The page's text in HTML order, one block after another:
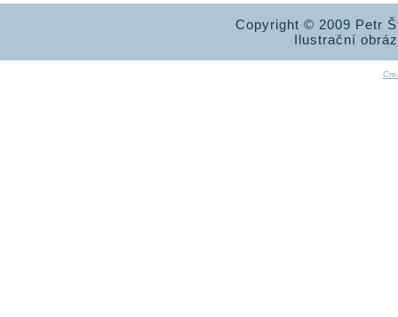
Copyright © 2009 Petr
Ilustrační